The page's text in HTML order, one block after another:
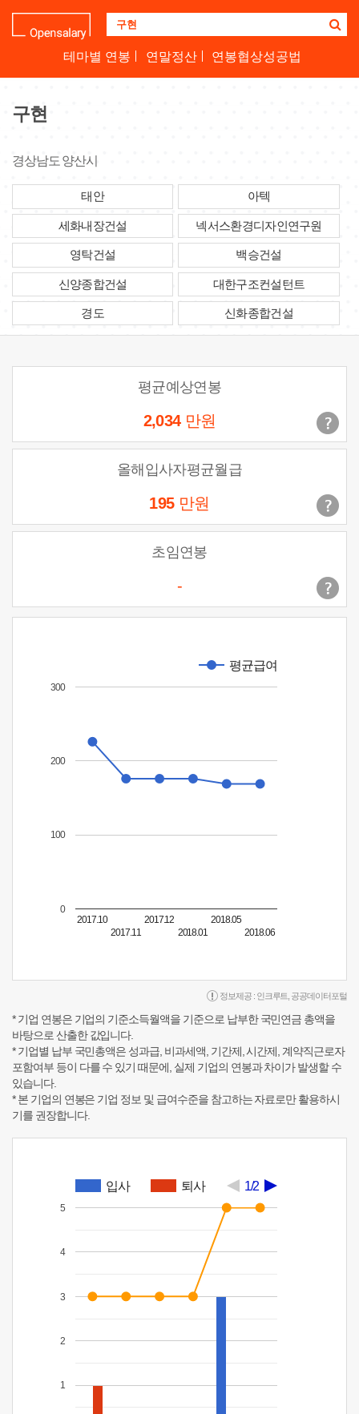
업
명
테마별 연봉 연말정산 연봉협상성공법
구현
경상남도 양산시
태안 아텍
세화내장건설 넥서스환경디자인연구원
영탁건설 백승건설
신양종합건설 대한구조컨설턴트
경도 신화종합건설
평균예상연봉
2,034 만원
올해입사자평균월급
195 만원
초임연봉
-
평균급여
2017.10
2017.11
2017.12
2018.01
2018.05
2018.06
0
100
200
300
정보제공 : 인크루트 공공데이터포털
* 기업 연봉은 기업의 기준소득월액을 기준으로 납부한 국민연금 총액을
바탕으로 산출한 값입니다.
* 기업별 납부 국민총액은 성과급, 비과세액, 기간제, 시간제, 계약직근로자
포함여부 등이 다를 수 있기 때문에, 실제 기업의 연봉과 차이가 발생할 수
있습니다.
* 본 기업의 연봉은 기업 정보 및 급여수준을 참고하는 자료로만 활용하시
기를 권장합니다.
입사 퇴사 1/2
1
2
3
4
5